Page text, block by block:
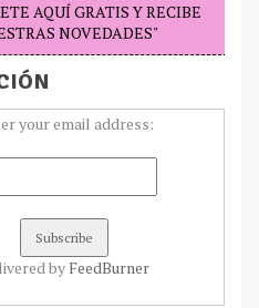
AQUÍ GRATIS Y RECIBE
NOVEDADES"
your email address:
by FeedBurner